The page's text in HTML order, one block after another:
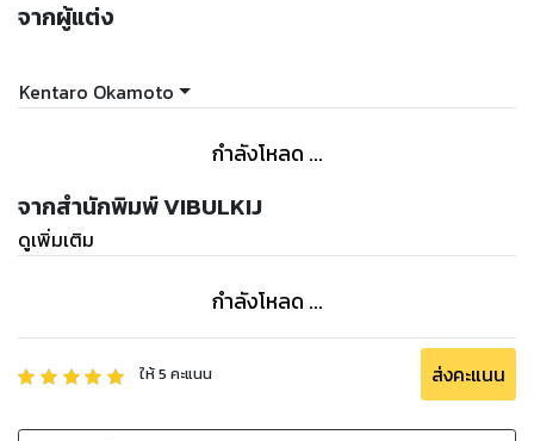
จากผู้แต่ง
Kentaro Okamoto
กำลังโหลด ...
จากสำนักพิมพ์ VIBULKIJ
ดูเพิ่มเติม
กำลังโหลด ...
ให้5 คะแนน ส่งคะแนน